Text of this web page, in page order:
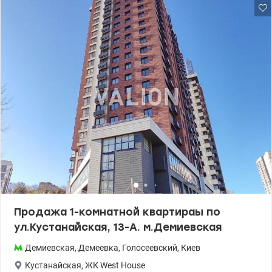
гардероба. • Отличный вид из окон и естественное освещение. •
Состояние — заезжай и живи без дополнительных вложений.
Рядом Premium Sport Life, недалеко Голосеевский парк,
Демеевский рынок, Ocean Plaza, библиотека им. Вернадского,
комплекс Roshen, 2 гаражных кооператива, StereoPlaza. Метро
Демеевская - 7-10 минут пешком. т.044 200 10 80
Продажа 1-комнатной квартираы по
ул.Кустанайская, 13-А. м.Демиевская
Демиевская, Демеевка, Голосеевский, Киев
Кустанайская, ЖК West House